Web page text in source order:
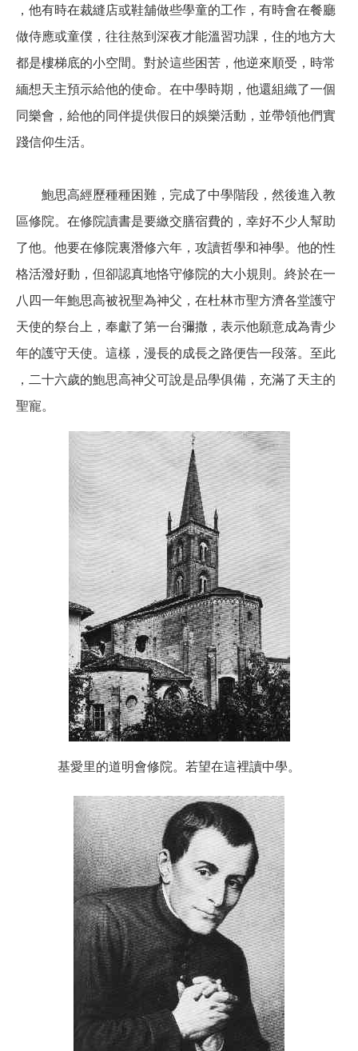
，他有時在裁縫店或鞋舖做些學童的工作，有時會在餐廳
做侍應或童僕，往往熬到深夜才能溫習功課，住的地方大
都是樓梯底的小空間。對於這些困苦，他逆來順受，時常
緬想天主預示給他的使命。在中學時期，他還組織了一個
同樂會，給他的同伴提供假日的娛樂活動，並帶領他們實
踐信仰生活。
鮑思高經歷種種困難，完成了中學階段，然後進入教
區修院。在修院讀書是要繳交膳宿費的，幸好不少人幫助
了他。他要在修院裏潛修六年，攻讀哲學和神學。他的性
格活潑好動，但卻認真地恪守修院的大小規則。終於在一
八四一年鮑思高被祝聖為神父，在杜林市聖方濟各堂護守
天使的祭台上，奉獻了第一台彌撒，表示他願意成為青少
年的護守天使。這樣，漫長的成長之路便告一段落。至此
，二十六歲的鮑思高神父可說是品學俱備，充滿了天主的
聖寵。
基愛里的道明會修院。若望在這裡讀中學。